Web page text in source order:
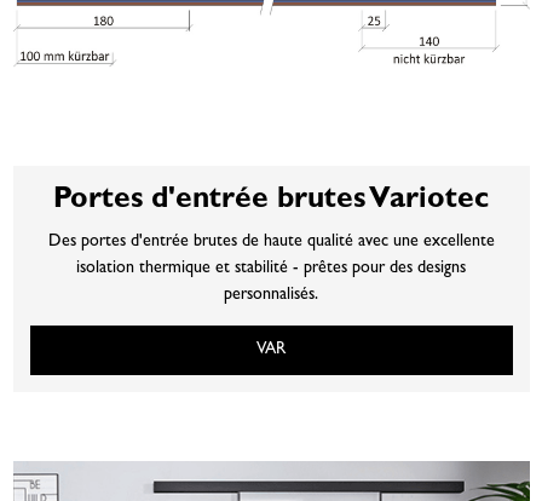
Portes d'entrée brutes Variotec
Des portes d'entrée brutes de haute qualité avec une excellente
isolation thermique et stabilité - prêtes pour des designs
personnalisés.
VAR